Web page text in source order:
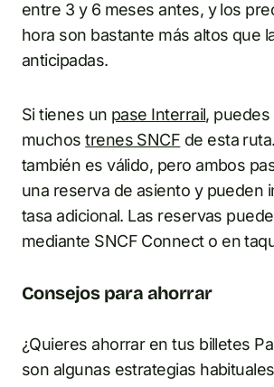
entre 3 y 6 meses antes, y los
hora son bastante más altos que
anticipadas.
Si tienes un pase Interrail, puedes
muchostrenes SNCF de esta
también es válido, pero ambos
una reserva de asiento y pueden
tasa adicional. Las reservas
mediante SNCF Connect o en
Consejos para ahorrar
¿Quieres ahorrar en tus billetes
son algunas estrategias